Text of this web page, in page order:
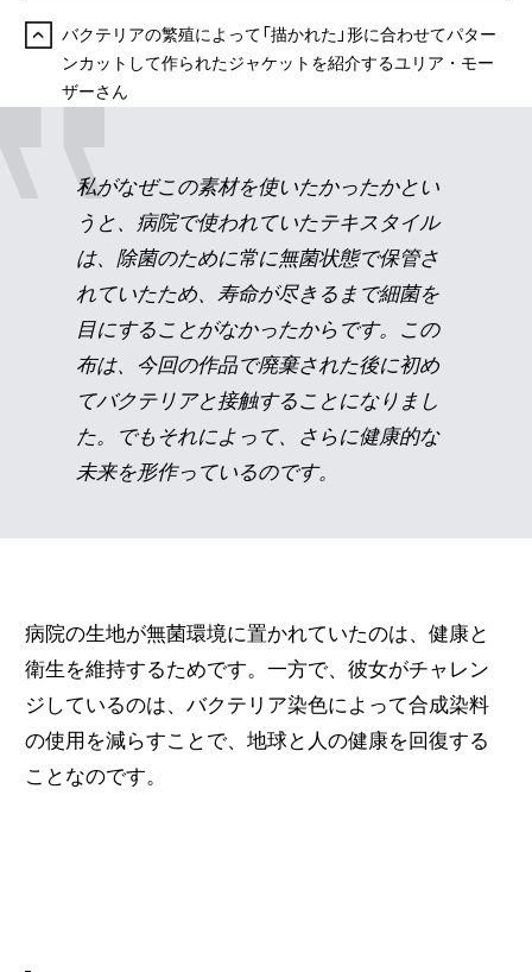
バクテリアの繁殖によって「描かれた」形に合わせてパター
ンカットして作られたジャケットを紹介するユリア・モー
ザーさん
私がなぜこの素材を使いたかったかとい
うと、病院で使われていたテキスタイル
は、除菌のために常に無菌状態で保管さ
れていたため、寿命が尽きるまで細菌を
目にすることがなかったからです。この
布は、今回の作品で廃棄された後に初め
てバクテリアと接触することになりまし
た。でもそれによって、さらに健康的な
未来を形作っているのです。
病院の生地が無菌環境に置かれていたのは、健康と
衛生を維持するためです。一方で、彼女がチャレン
ジしているのは、バクテリア染色によって合成染料
の使用を減らすことで、地球と人の健康を回復する
ことなのです。